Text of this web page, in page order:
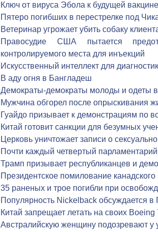
Ключ от вируса Эбола к будущей вакцине
Пятеро погибших в перестрелке под
Ветеринар угрожает убить собаку
Правосудие США пытается
контролируемого места для инъекций
Искусственный интеллект для
В аду огня в Бангладеш
Демократы-демократы молоды и одеты
Мужчина обгорел после опрыскивания
Гуайдо призывает к демонстрациям по
Китай готовит санкции для безумных
Церковь уничтожает записи о
Почти каждый четвертый
Трамп призывает республиканцев и
Президентское помилование канадского
35 раненых и трое погибли при
Популярность Nickelback обсуждается в
Китай запрещает летать на своих
Австралийскую женщину подозревают у